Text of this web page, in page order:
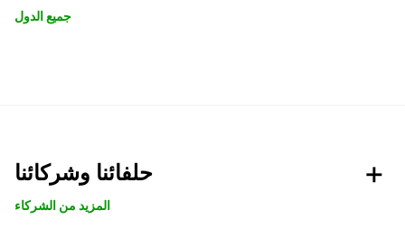
جميع الدول
حلفائنا وشركائنا
المزيد من الشركاء